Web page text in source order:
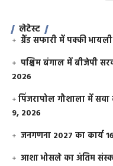
लेटेस्ट
ग्रैंड सफारी में पक्की
पश्चिम बंगाल में बीजेपी
2026
​पिंजरापोल गौशाला में सवा
9, 2026
जनगणना 2027 का कार्य
आशा भोसले का अंतिम